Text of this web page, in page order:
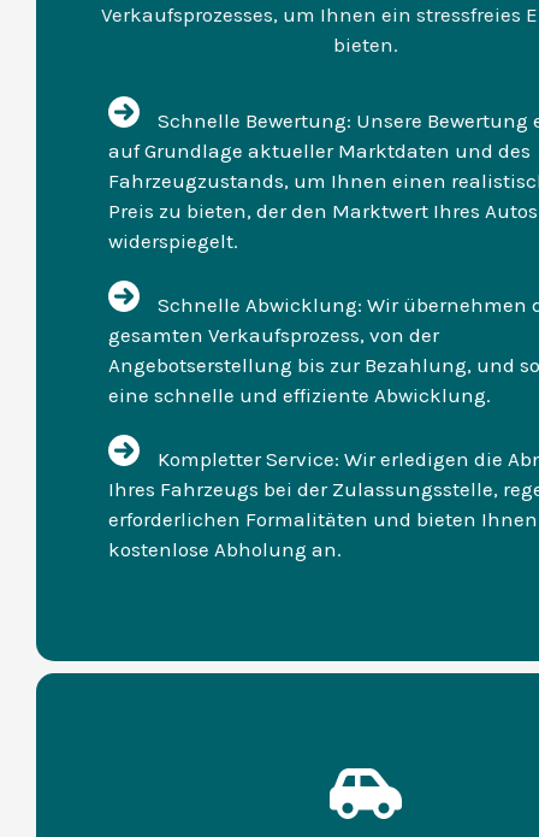
Verkaufsprozesses, um Ihnen ein stressfreies
bieten.
Schnelle Bewertung: Unsere Bewertung
auf Grundlage aktueller Marktdaten und des
Fahrzeugzustands, um Ihnen einen
Preis zu bieten, der den Marktwert Ihres Autos
widerspiegelt.
Schnelle Abwicklung: Wir übernehmen
gesamten Verkaufsprozess, von der
Angebotserstellung bis zur Bezahlung, und
eine schnelle und effiziente Abwicklung.
Kompletter Service: Wir erledigen die
Ihres Fahrzeugs bei der Zulassungsstelle,
erforderlichen Formalitäten und bieten
kostenlose Abholung an.